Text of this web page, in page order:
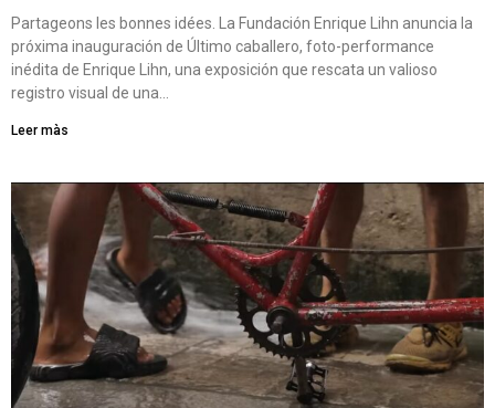
Partageons les bonnes idées. La Fundación Enrique Lihn anuncia la
próxima inauguración de Último caballero, foto-performance
inédita de Enrique Lihn, una exposición que rescata un valioso
registro visual de una…
Leer màs